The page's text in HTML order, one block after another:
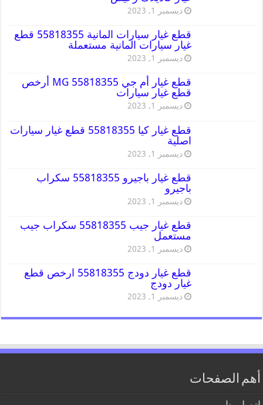
ديسمبر 1, 2023
قطع غيار سيارات المانية 55818355 قطع
غيار سيارات المانية مستعملة
ديسمبر 1, 2023
قطع غيار أم جي MG 55818355 أرخص
قطع غيار سيارات
ديسمبر 1, 2023
قطع غيار كيا 55818355 قطع غيار سيارات
اصلية
ديسمبر 1, 2023
قطع غيار باجيرو 55818355 سكراب
باجيرو
ديسمبر 1, 2023
قطع غيار جيب 55818355 سكراب جيب
مستعمل
ديسمبر 1, 2023
قطع غيار دودج 55818355 ارخص قطع
غيار دودج
ديسمبر 1, 2023
أهم الصفحات